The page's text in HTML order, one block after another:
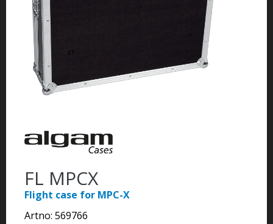
FL MPCX
Flight case for MPC-X
Artno: 569766